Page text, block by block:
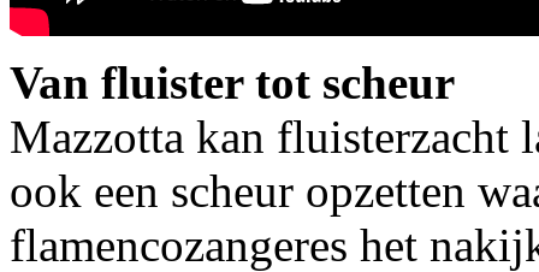
Van fluister tot scheur
Mazzotta kan fluisterzacht
ook een scheur opzetten
flamencozangeres het